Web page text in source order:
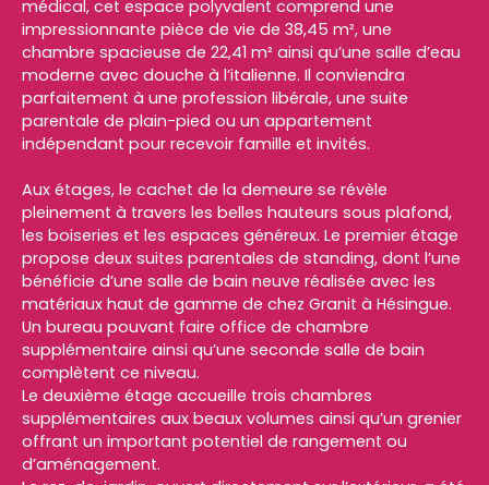
médical, cet espace polyvalent comprend une
impressionnante pièce de vie de 38,45 m², une
chambre spacieuse de 22,41 m² ainsi qu’une salle d’eau
moderne avec douche à l’italienne. Il conviendra
parfaitement à une profession libérale, une suite
parentale de plain-pied ou un appartement
indépendant pour recevoir famille et invités.
Aux étages, le cachet de la demeure se révèle
pleinement à travers les belles hauteurs sous plafond,
les boiseries et les espaces généreux. Le premier étage
propose deux suites parentales de standing, dont l’une
bénéficie d’une salle de bain neuve réalisée avec les
matériaux haut de gamme de chez Granit à Hésingue.
Un bureau pouvant faire office de chambre
supplémentaire ainsi qu’une seconde salle de bain
complètent ce niveau.
Le deuxième étage accueille trois chambres
supplémentaires aux beaux volumes ainsi qu’un grenier
offrant un important potentiel de rangement ou
d’aménagement.